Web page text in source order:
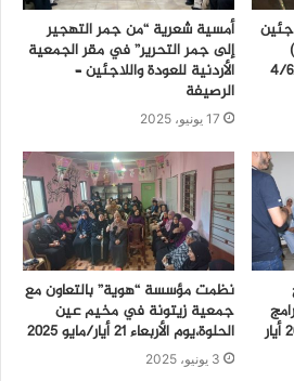
-الرصيفة حملة (انتماء ٢٠٢٥)
أمسية شعرية “من جمر التهجير
إلى جمر التحرير” في مقر الجمعية
الأردنية للعودة واللاجئين –
الرصيفة
17 يونيو، 2025
النسائية و ذلك يوم الاثنين 26 أيار
نظمت مؤسسة “هوية” بالتعاون مع
جمعية زيتونة في مخيم عين
الحلوة،يوم الأربعاء 21 أيار/مايو 2025
3 يونيو، 2025